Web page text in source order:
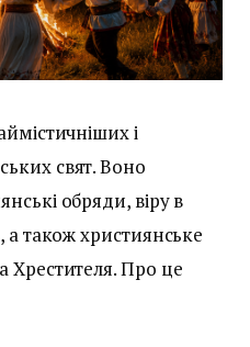
і
свят. Воно
обряди, віру в
також християнське
Хрестителя. Про це